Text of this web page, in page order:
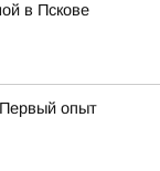
в Пскове
опыт